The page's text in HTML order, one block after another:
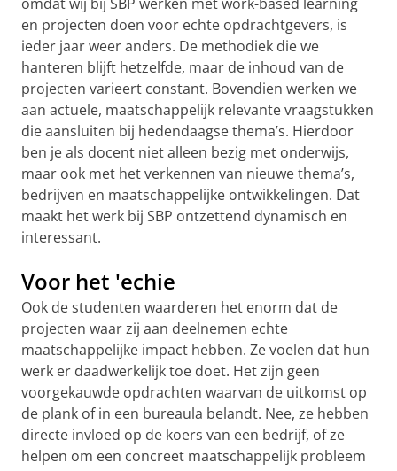
omdat wij bij SBP werken met work-based learning
en projecten doen voor echte opdrachtgevers, is
ieder jaar weer anders. De methodiek die we
hanteren blijft hetzelfde, maar de inhoud van de
projecten varieert constant. Bovendien werken we
aan actuele, maatschappelijk relevante vraagstukken
die aansluiten bij hedendaagse thema’s. Hierdoor
ben je als docent niet alleen bezig met onderwijs,
maar ook met het verkennen van nieuwe thema’s,
bedrijven en maatschappelijke ontwikkelingen. Dat
maakt het werk bij SBP ontzettend dynamisch en
interessant.
Voor het 'echie
Ook de studenten waarderen het enorm dat de
projecten waar zij aan deelnemen echte
maatschappelijke impact hebben. Ze voelen dat hun
werk er daadwerkelijk toe doet. Het zijn geen
voorgekauwde opdrachten waarvan de uitkomst op
de plank of in een bureaula belandt. Nee, ze hebben
directe invloed op de koers van een bedrijf, of ze
helpen om een concreet maatschappelijk probleem